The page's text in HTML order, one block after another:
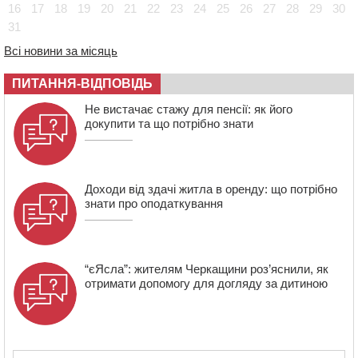
12:50
11:29 У Черкасах до середини серпня обмежать рух
транспорту на трьох вулицях
16
17 18 19 20 21 22 23 24 25 26 27 28 29
30
31
Всі новини за місяць
ПИТАННЯ-ВІДПОВІДЬ
Не вистачає стажу для пенсії: як його
докупити та що потрібно знати
Доходи від здачі житла в оренду: що потрібно
знати про оподаткування
“єЯсла”: жителям Черкащини роз’яснили, як
отримати допомогу для догляду за дитиною